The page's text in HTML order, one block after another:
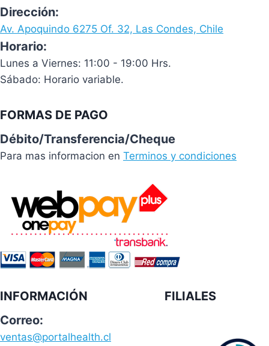
Dirección:
Av. Apoquindo 6275 Of. 32, Las Condes, Chile
Horario:
Lunes a Viernes: 11:00 - 19:00 Hrs.
Sábado: Horario variable.
FORMAS DE PAGO
Débito/Transferencia/Cheque
Para mas informacion en Terminos y condiciones
INFORMACIÓN
Correo:
ventas@portalhealth.cl
FILIALES